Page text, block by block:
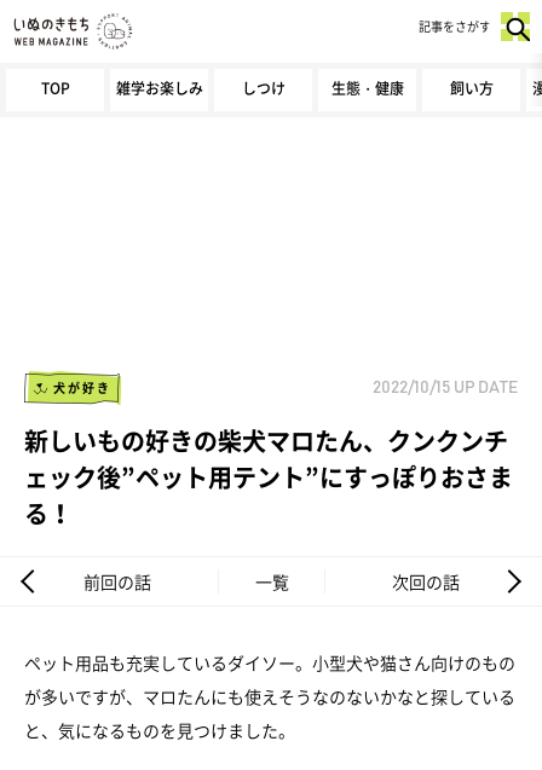
TOP 雑学お楽しみ しつけ 生態・健康 飼い方
記事をさがす
犬が好き 2022/10/15 UP DATE
新しいもの好きの柴犬マロたん、クンクンチ
ェック後”ペット用テント”にすっぽりおさま
る！
前回の話 一覧 次回の話
ペット用品も充実しているダイソー。小型犬や猫さん向けのもの
が多いですが、マロたんにも使えそうなのないかなと探している
と、気になるものを見つけました。